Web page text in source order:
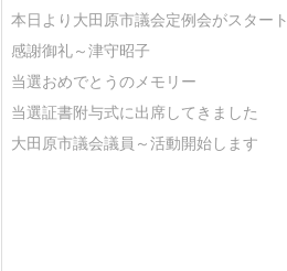
本日より大田原市議会定例会がスタート
感謝御礼～津守昭子
当選おめでとうのメモリー
当選証書附与式に出席してきました
大田原市議会議員～活動開始します